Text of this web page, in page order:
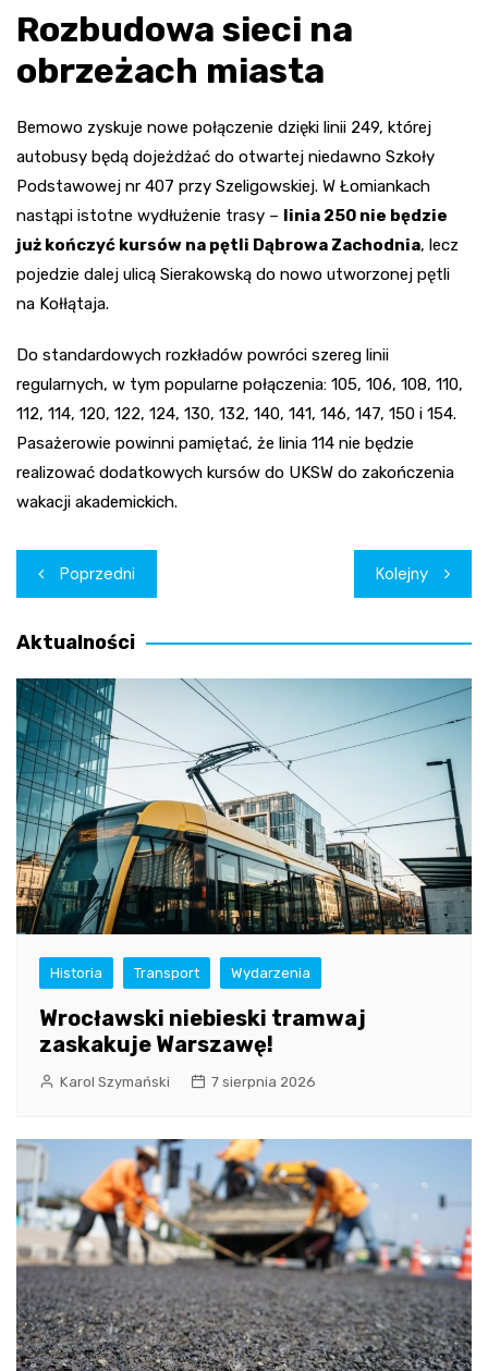
Rozbudowa sieci na
obrzeżach miasta
Bemowo zyskuje nowe połączenie dzięki linii 249, której
autobusy będą dojeżdżać do otwartej niedawno Szkoły
Podstawowej nr 407 przy Szeligowskiej. W Łomiankach
nastąpi istotne wydłużenie trasy – linia 250 nie będzie
już kończyć kursów na pętli Dąbrowa Zachodnia, lecz
pojedzie dalej ulicą Sierakowską do nowo utworzonej pętli
na Kołłątaja.
Do standardowych rozkładów powróci szereg linii
regularnych, w tym popularne połączenia: 105, 106, 108, 110,
112, 114, 120, 122, 124, 130, 132, 140, 141, 146, 147, 150 i 154.
Pasażerowie powinni pamiętać, że linia 114 nie będzie
realizować dodatkowych kursów do UKSW do zakończenia
wakacji akademickich.
Nawigacja
wpisu
Poprzedni Kolejny
Aktualności
Historia Transport Wydarzenia
Wrocławski niebieski tramwaj
zaskakuje Warszawę!
Karol Szymański 7 sierpnia 2026